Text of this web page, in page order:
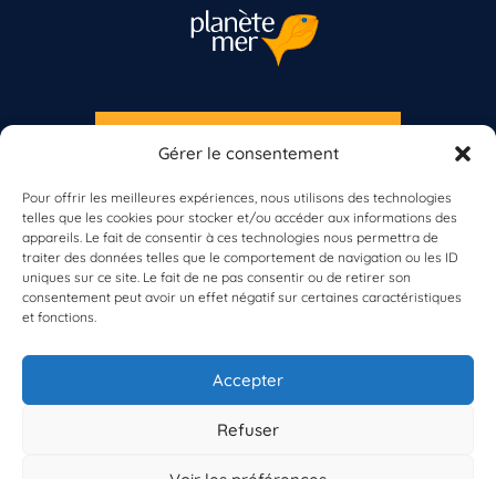
Gérer le consentement
Pour offrir les meilleures expériences, nous utilisons des technologies
telles que les cookies pour stocker et/ou accéder aux informations des
appareils. Le fait de consentir à ces technologies nous permettra de
traiter des données telles que le comportement de navigation ou les ID
uniques sur ce site. Le fait de ne pas consentir ou de retirer son
consentement peut avoir un effet négatif sur certaines caractéristiques
et fonctions.
Accepter
Refuser
À propos de BioLit
Vos données d'observation
Ressources
Résultats du programme
Contacts
S'INSCRIRE À LA NEWSLETTER